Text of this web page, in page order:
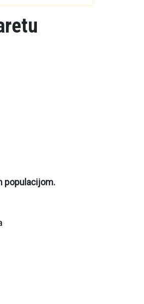
populacijom.